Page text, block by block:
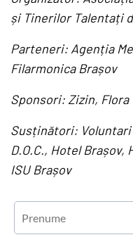
și Tinerilor Talentați
Parteneri: Agenția
Filarmonica Brașov
Sponsori: Zizin, Flora
Susținători: Voluntari
D.O.C., Hotel Brașov,
ISU Brașov